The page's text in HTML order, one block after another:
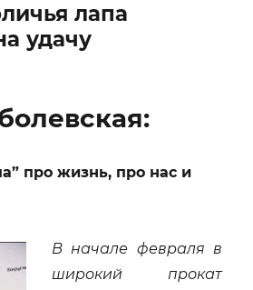
лапа
удачу
про жизнь, про нас и
В начале февраля в
широкий прокат